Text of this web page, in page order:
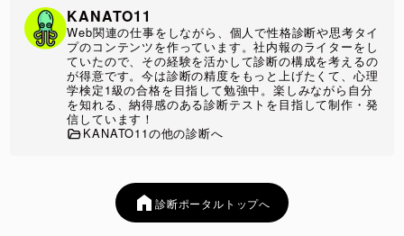
性・自己開示傾向など複数の視点から分析します。自分でも
気づいていないコミュニケーションの特徴が見えてきます。
実際の人間関係をイメージした質問設計
友人関係や恋愛、学校・職場など、日常で起こりやすい場面
をもとに構成されています。直感的に答えやすく、普段の自
分に近い傾向を把握しやすいのが特徴です。
自己表現や対人関係に関する心理学的な考え方を参考に、本
音の伝え方や周囲との距離感を分析します。結果を見ること
KANATO11
Web関連の仕事をしながら、個人で性格診断や思考タイ
プのコンテンツを作っています。社内報のライターをし
ていたので、その経験を活かして診断の構成を考えるの
が得意です。今は診断の精度をもっと上げたくて、心理
学検定1級の合格を目指して勉強中。楽しみながら自分
を知れる、納得感のある診断テストを目指して制作・発
信しています！
KANATO11の他の診断へ
診断ポータルトップへ